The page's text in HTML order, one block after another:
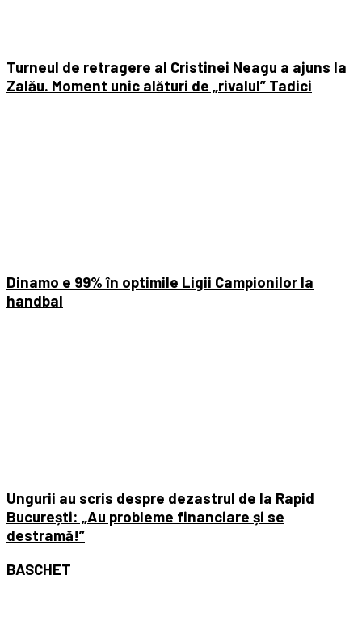
Turneul de retragere al Cristinei Neagu a ajuns la
Zalău. Moment unic alături de „rivalul” Tadici
Dinamo e 99% în optimile Ligii Campionilor la
handbal
Ungurii au scris despre dezastrul de la Rapid
București: „Au probleme financiare și se
destramă!”
BASCHET